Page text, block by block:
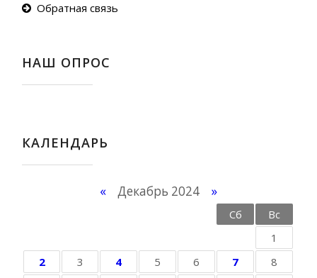
Обратная связь
НАШ ОПРОС
КАЛЕНДАРЬ
«Декабрь 2024 »
Сб
Вс
1
2
3 4 5 6 7
8